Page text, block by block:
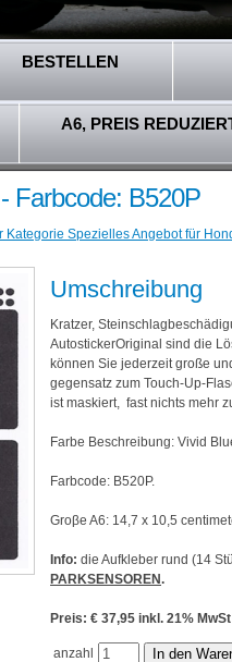
BESTELLEN
A6, PREIS
Farbcode: B520P
Spezielles Angebot für
Umschreibung
Kratzer,
AutostickerOriginal sind die
können Sie jederzeit große
gegensatz zum Touch-Up-
ist maskiert, fast nichts mehr
Farbe Beschreibung: Vivid
Farbcode: B520P.
Groβe A6: 14,7 x 10,5
Info: die Aufkleber rund (14
PARKSENSOREN.
Preis: € 37,95 inkl. 21%
anzahl